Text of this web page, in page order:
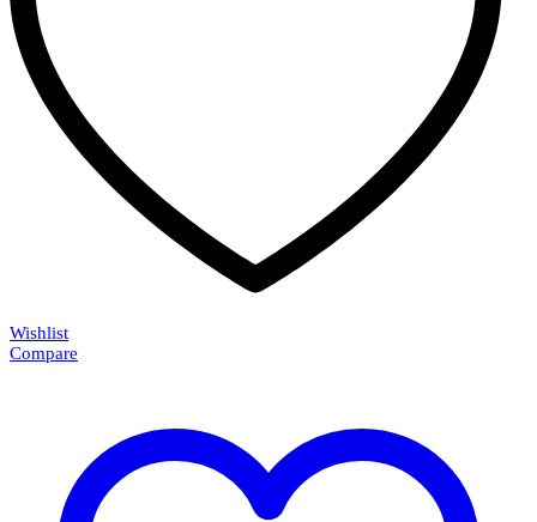
Wishlist
Compare